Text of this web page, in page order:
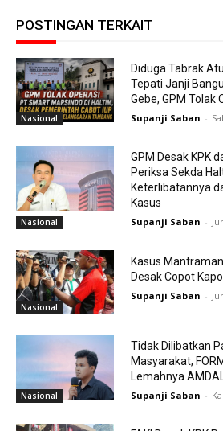
POSTINGAN TERKAIT
Nasional
Diduga Tabrak
Tepati Janji
Gebe, GPM Tolak
Supanji Saban -
Nasional
GPM Desak KPK
Periksa Sekda
Keterlibatannya
Kasus
Supanji Saban -
Nasional
Kasus
Desak Copot
Supanji Saban -
Nasional
Tidak Dilibatkan
Masyarakat,
Lemahnya
Supanji Saban -